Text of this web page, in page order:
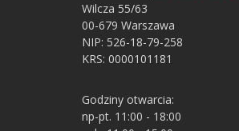
Wilcza 55/63
00-679 Warszawa
NIP: 526-18-79-258
KRS: 0000101181
Godziny otwarcia:
np-pt. 11:00 - 18:00